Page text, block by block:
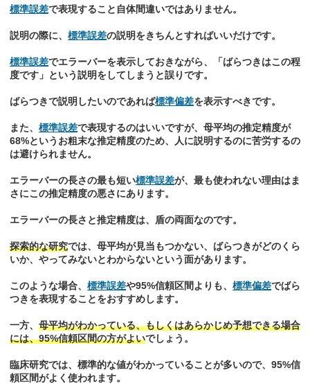
標準誤差で表現すること自体間違いではありません。
説明の際に、 標準誤差の説明をきちんとすればいいだけです。
標準誤差でエラーバーを表示しておきながら、「ばらつきはこの程
度です」という説明をしてしまうと誤りです。
ばらつきで説明したいのであれば標準偏差を表示すべきです。
また、 標準誤差で表現するのはいいですが、母平均の推定精度が
68%というお粗末な推定精度のため、人に説明するのに苦労するの
は避けられません。
エラーバーの長さの最も短い標準誤差が、最も使われない理由はま
さにこの推定精度の悪さにあります。
エラーバーの長さと推定精度は、盾の両面なのです。
探索的な研究では、母平均が見当もつかない、ばらつきがどのくら
いか、やってみないとわからないという面があります。
このような場合、 標準誤差や95%信頼区間よりも、 標準偏差でばら
つきを表現することをおすすめします。
一方、 母平均がわかっている、もしくはあらかじめ予想できる場合
には、95%信頼区間の方がよいでしょう。
臨床研究では、標準的な値がわかっていることが多いので、95%信
頼区間がよく使われます。